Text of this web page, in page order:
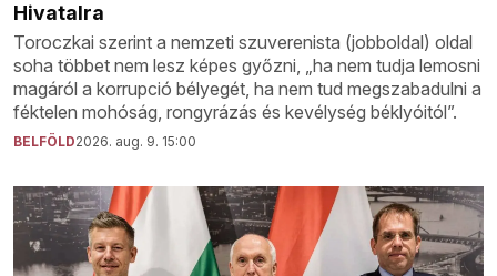
Hivatalra
Toroczkai szerint a nemzeti szuverenista (jobboldal) oldal
soha többet nem lesz képes győzni, „ha nem tudja lemosni
magáról a korrupció bélyegét, ha nem tud megszabadulni a
féktelen mohóság, rongyrázás és kevélység béklyóitól”.
BELFÖLD2026. aug. 9. 15:00